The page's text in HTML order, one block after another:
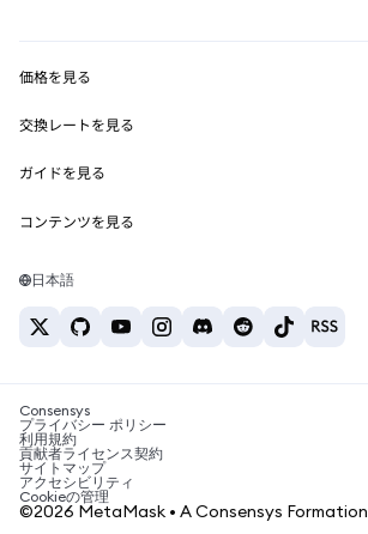
MetaMask Connect
Snaps
Web3サービス
セキュリティ
サポート
キャリア
お問い合わせ
価格を見る
イーサリアムの価格
Solanaの価格
Tetherの価格
交換レートを見る
ETH→USD
USDT→INR
BTC→INR
ETH→USDT
ガイドを見る
ETHの購入
USDTの購入
SHIBの購入
BNBの購入
コンテンツを見る
Solanaウォレット
税制関連ニュース
暗号資産の購入方法は？
ビットコインを売るには？
日本語
Consensys
プライバシー ポリシー
利用規約
貢献者ライセンス契約
サイトマップ
アクセシビリティ
Cookieの管理
©2026 MetaMask • A Consensys Formation